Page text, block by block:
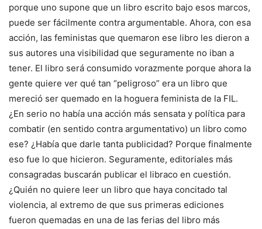
porque uno supone que un libro escrito bajo esos marcos,
puede ser fácilmente contra argumentable. Ahora, con esa
acción, las feministas que quemaron ese libro les dieron a
sus autores una visibilidad que seguramente no iban a
tener. El libro será consumido vorazmente porque ahora la
gente quiere ver qué tan “peligroso” era un libro que
mereció ser quemado en la hoguera feminista de la FIL.
¿En serio no había una acción más sensata y política para
combatir (en sentido contra argumentativo) un libro como
ese? ¿Había que darle tanta publicidad? Porque finalmente
eso fue lo que hicieron. Seguramente, editoriales más
consagradas buscarán publicar el libraco en cuestión.
¿Quién no quiere leer un libro que haya concitado tal
violencia, al extremo de que sus primeras ediciones
fueron quemadas en una de las ferias del libro más